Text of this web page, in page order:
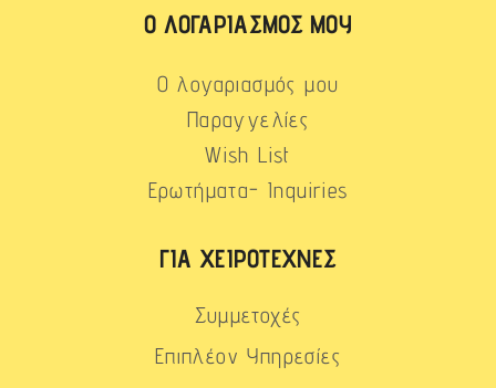
Ο ΛΟΓΑΡΙΑΣΜΌΣ ΜΟΥ
Ο λογαριασμός μου
Παραγγελίες
Wish List
Ερωτήματα- Inquiries
ΓΙΑ ΧΕΙΡΟΤΈΧΝΕΣ
Συμμετοχές
Επιπλέον Υπηρεσίες